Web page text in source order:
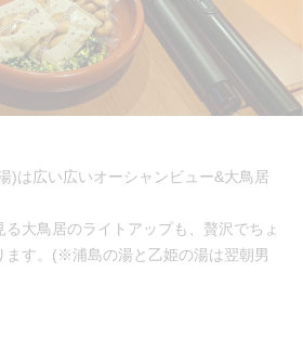
)は広い広いオーシャンビュー&大鳥居
大鳥居のライトアップも、贅沢でちょ
ます。(※浦島の湯と乙姫の湯は翌朝男